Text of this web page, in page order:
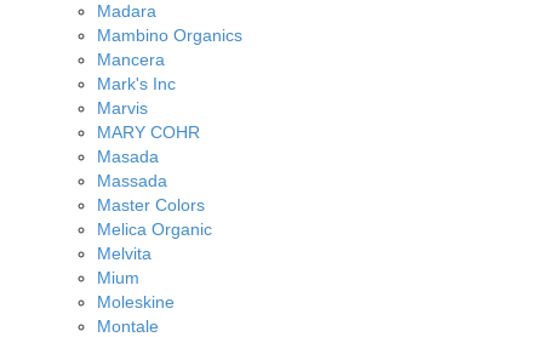
Madara
Mambino Organics
Mancera
Mark's Inc
Marvis
MARY COHR
Masada
Massada
Master Colors
Melica Organic
Melvita
Mium
Moleskine
Montale